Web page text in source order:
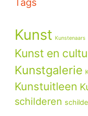
Tags
Kunst Kunstenaars
Kunst en
Kunstgalerie
Kunstuitleen
schilderen